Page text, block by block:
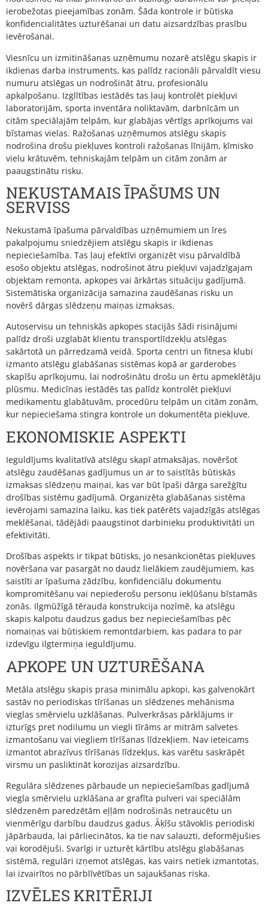
ierobežotas pieejamības zonām. Šāda kontrole ir būtiska
konfidencialitātes uzturēšanai un datu aizsardzības prasību
ievērošanai.
Viesnīcu un izmitināšanas uzņēmumu nozarē atslēgu skapis ir
ikdienas darba instruments, kas palīdz racionāli pārvaldīt viesu
numuru atslēgas un nodrošināt ātru, profesionālu
apkalpošanu. Izglītības iestādēs tas ļauj kontrolēt piekļuvi
laboratorijām, sporta inventāra noliktavām, darbnīcām un
citām speciālajām telpām, kur glabājas vērtīgs aprīkojums vai
bīstamas vielas. Ražošanas uzņēmumos atslēgu skapis
nodrošina drošu piekļuves kontroli ražošanas līnijām, ķīmisko
vielu krātuvēm, tehniskajām telpām un citām zonām ar
paaugstinātu risku.
NEKUSTAMAIS ĪPAŠUMS UN
SERVISS
Nekustamā īpašuma pārvaldības uzņēmumiem un īres
pakalpojumu sniedzējiem atslēgu skapis ir ikdienas
nepieciešamība. Tas ļauj efektīvi organizēt visu pārvaldībā
esošo objektu atslēgas, nodrošinot ātru piekļuvi vajadzīgajam
objektam remonta, apkopes vai ārkārtas situāciju gadījumā.
Sistemātiska organizācija samazina zaudēšanas risku un
novērš dārgas slēdzeņu maiņas izmaksas.
Autoservisu un tehniskās apkopes stacijās šādi risinājumi
palīdz droši uzglabāt klientu transportlīdzekļu atslēgas
sakārtotā un pārredzamā veidā. Sporta centri un fitnesa klubi
izmanto atslēgu glabāšanas sistēmas kopā ar garderobes
skapīšu aprīkojumu, lai nodrošinātu drošu un ērtu apmeklētāju
plūsmu. Medicīnas iestādēs tas palīdz kontrolēt piekļuvi
medikamentu glabātuvām, procedūru telpām un citām zonām,
kur nepieciešama stingra kontrole un dokumentēta piekļuve.
EKONOMISKIE ASPEKTI
Ieguldījums kvalitatīvā atslēgu skapī atmaksājas, novēršot
atslēgu zaudēšanas gadījumus un ar to saistītās būtiskās
izmaksas slēdzeņu maiņai, kas var būt īpaši dārga sarežģītu
drošības sistēmu gadījumā. Organizēta glabāšanas sistēma
ievērojami samazina laiku, kas tiek patērēts vajadzīgās atslēgas
meklēšanai, tādējādi paaugstinot darbinieku produktivitāti un
efektivitāti.
Drošības aspekts ir tikpat būtisks, jo nesankcionētas piekļuves
novēršana var pasargāt no daudz lielākiem zaudējumiem, kas
saistīti ar īpašuma zādzību, konfidenciālu dokumentu
kompromitēšanu vai nepiederošu personu iekļūšanu bīstamās
zonās. Ilgmūžīgā tērauda konstrukcija nozīmē, ka atslēgu
skapis kalpotu daudzus gadus bez nepieciešamības pēc
nomaiņas vai būtiskiem remontdarbiem, kas padara to par
izdevīgu ilgtermiņa ieguldījumu.
APKOPE UN UZTURĒŠANA
Metāla atslēgu skapis prasa minimālu apkopi, kas galvenokārt
sastāv no periodiskas tīrīšanas un slēdzenes mehānisma
vieglas smērvielu uzklāšanas. Pulverkrāsas pārklājums ir
izturīgs pret nodilumu un viegli tīrāms ar mitrām salvetes
izmantošanu vai viegliem tīrīšanas līdzekļiem. Nav ieteicams
izmantot abrazīvus tīrīšanas līdzekļus, kas varētu saskrāpēt
virsmu un pasliktināt korozijas aizsardzību.
Regulāra slēdzenes pārbaude un nepieciešamības gadījumā
viegla smērvielu uzklāšana ar grafīta pulveri vai speciālām
slēdzenēm paredzētām eļļām nodrošinās netraucētu un
vienmērīgu darbību daudzus gadus. Āķīšu stāvoklis periodiski
jāpārbauda, lai pārliecinātos, ka tie nav salauzti, deformējušies
vai korodējuši. Svarīgi ir uzturēt kārtību atslēgu glabāšanas
sistēmā, regulāri izņemot atslēgas, kas vairs netiek izmantotas,
lai izvairītos no pārblīvētības un sajaukšanas riska.
IZVĒLES KRITĒRIJI